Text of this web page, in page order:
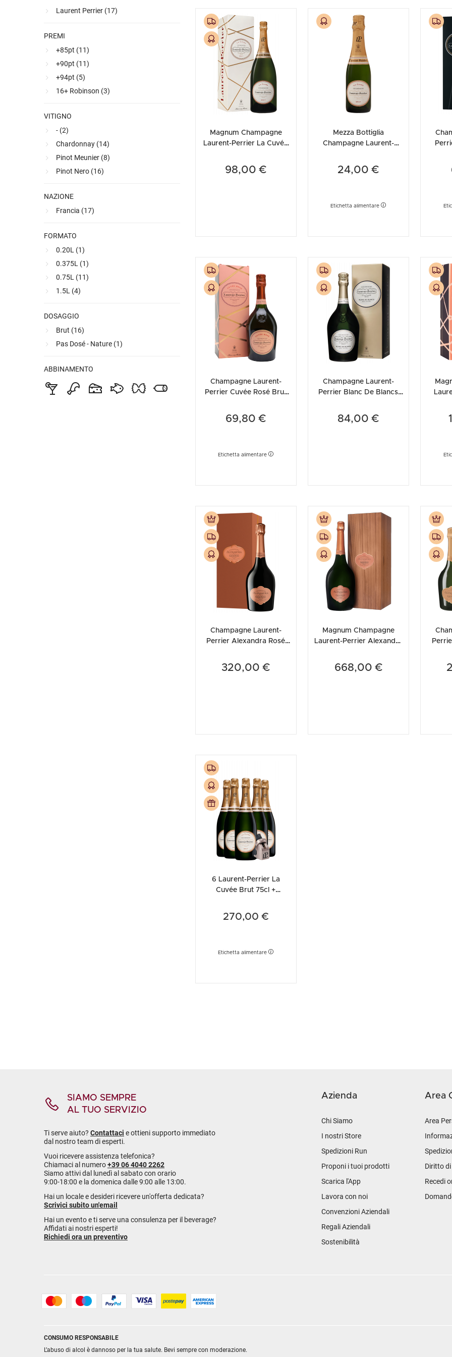
Laurent Perrier (17)
PREMI
+85pt (11)
+90pt (11)
+94pt (5)
16+ Robinson (3)
VITIGNO
- (2)
Chardonnay (14)
Pinot Meunier (8)
Pinot Nero (16)
NAZIONE
Francia (17)
FORMATO
0.20L (1)
0.375L (1)
0.75L (11)
1.5L (4)
DOSAGGIO
Brut (16)
Pas Dosé - Nature (1)
ABBINAMENTO
Magnum Champagne
Laurent-Perrier La Cuvée
98,00 €
Mezza Bottiglia
Champagne Laurent-
375ml
24,00 €
Etichetta alimentare
Champagne Laurent-
Perrier Cuvée Rosé Brut
69,80 €
Etichetta alimentare
Champagne Laurent-
Perrier Blanc De Blancs
84,00 €
Top Selection
Champagne Laurent-
Perrier Alexandra Rosé
320,00 €
Magnum Champagne
Laurent-Perrier Alexandra
Legno)
668,00 €
6 Laurent-Perrier La
Cuvée Brut 75cl +
Laurent-Perrier
270,00 €
Etichetta alimentare
SIAMO SEMPRE
AL TUO SERVIZIO
Ti serve aiuto? Contattaci e ottieni supporto immediato
dal nostro team di esperti.
Vuoi ricevere assistenza telefonica?
Chiamaci al numero+39 06 4040 2262
Siamo attivi dal lunedì al sabato con orario
9:00-18:00 e la domenica dalle 9:00 alle 13:00.
Hai un locale e desideri ricevere un'offerta dedicata?
Scrivici subito un'email
Hai un evento e ti serve una consulenza per il beverage?
Affidati ai nostri esperti!
Richiedi ora un preventivo
Azienda
Chi Siamo
I nostri Store
Spedizioni Run
Proponi i tuoi prodotti
Scarica l'App
Lavora con noi
Convenzioni Aziendali
Regali Aziendali
Sostenibilità
Area
Area
Diritto
Recedi
CONSUMO RESPONSABILE
L’abuso di alcol è dannoso per la tua salute. Bevi sempre con moderazione.